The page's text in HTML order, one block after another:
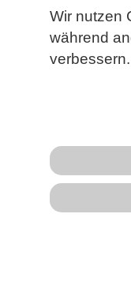
Wir nutzen
während
verbessern.
Zahlen des
„CO₂-Uhr“